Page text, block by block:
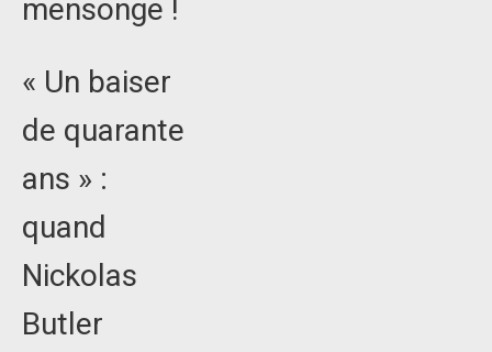
mensonge !
« Un baiser
de quarante
ans » :
quand
Nickolas
Butler